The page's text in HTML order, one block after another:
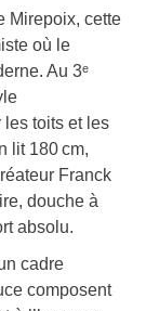
Mirepoix, cette
où le
Au 3ᵉ
les toits et les
lit 180 cm,
Franck
douche à
absolu.
cadre
composent